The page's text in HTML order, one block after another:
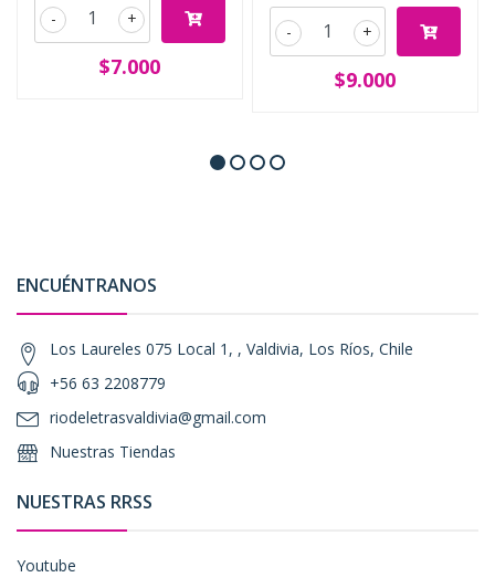
+
-
$7.000
+
-
$9.000
ENCUÉNTRANOS
Los Laureles 075 Local 1, , Valdivia, Los Ríos, Chile
+56 63 2208779
riodeletrasvaldivia@gmail.com
Nuestras Tiendas
NUESTRAS RRSS
Youtube